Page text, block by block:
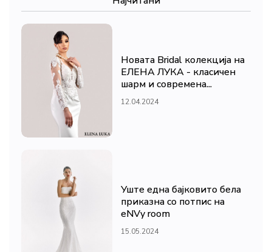
Новата Bridal колекција на
ЕЛЕНА ЛУКА - класичен
шарм и современа...
12.04.2024
Уште една бајковито бела
приказна со потпис на
eNVy room
15.05.2024